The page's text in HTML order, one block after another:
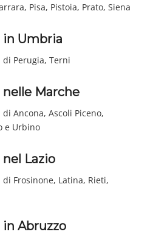
Pisa, Pistoia, Prato, Siena
in Umbria
Perugia, Terni
Marche
Ancona, Ascoli Piceno,
e Urbino
Lazio
Frosinone, Latina, Rieti,
Abruzzo